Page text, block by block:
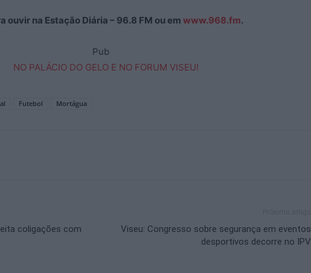
ouvir na Estação Diária – 96.8 FM ou em www.968.fm.
Pub
Futebol Mortágua
coligações com
Viseu: Congresso sobre segurança em eventos
desportivos decorre no IPV